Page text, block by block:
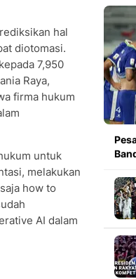
hal
diotomasi.
7,950
Raya,
firma hukum
untuk
melakukan
how to
AI dalam